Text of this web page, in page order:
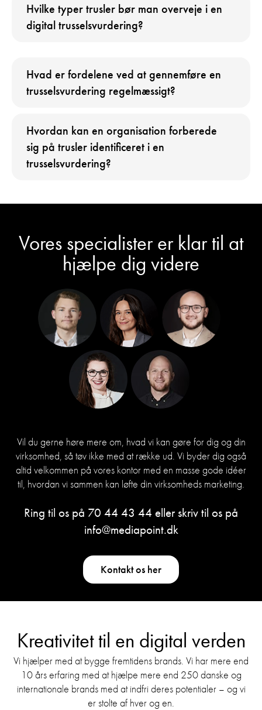
Hvilke typer trusler bør man overveje i en
digital trusselsvurdering?
Hvad er fordelene ved at gennemføre en
trusselsvurdering regelmæssigt?
Hvordan kan en organisation forberede
sig på trusler identificeret i en
trusselsvurdering?
Vores specialister er klar til at
hjælpe dig videre
Vil du gerne høre mere om, hvad vi kan gøre for dig og din
virksomhed, så tøv ikke med at række ud. Vi byder dig også
altid velkommen på vores kontor med en masse gode idéer
til, hvordan vi sammen kan løfte din virksomheds marketing.
Ring til os på 70 44 43 44 eller skriv til os på
info@mediapoint.dk
Kontakt os her
Kreativitet til en digital verden
Vi hjælper med at bygge fremtidens brands. Vi har mere end
10 års erfaring med at hjælpe mere end 250 danske og
internationale brands med at indfri deres potentialer – og vi
er stolte af hver og en.